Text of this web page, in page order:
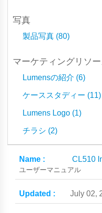
写真
製品写真 (80)
マーケティングリソー
Lumensの紹介 (6)
ケーススタディー (11)
Lumens Logo (1)
チラシ (2)
CL510
ユーザーマニュアル
July 02,